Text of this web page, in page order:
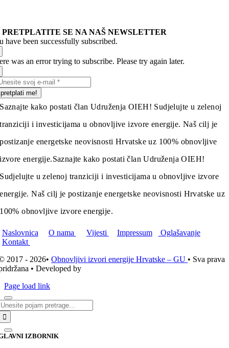
PRETPLATITE SE NA NAŠ NEWSLETTER
have been successfully subscribed.
was an error trying to subscribe. Please try again later.
pretplati me!
Saznajte kako postati član Udruženja OIEH! Sudjelujte u zelenoj
tranziciji i investicijama u obnovljive izvore energije. Naš cilj je
postizanje energetske neovisnosti Hrvatske uz 100% obnovljive
izvore energije.Saznajte kako postati član Udruženja OIEH!
Sudjelujte u zelenoj tranziciji i investicijama u obnovljive izvore
energije. Naš cilj je postizanje energetske neovisnosti Hrvatske uz
100% obnovljive izvore energije.
Naslovnica O nama Vijesti Impressum
Oglašavanje
Kontakt
2017 - 2026•Obnovljivi izvori energije Hrvatske – GU • Sva prava
• Developed by
Page load link
IZBORNIK